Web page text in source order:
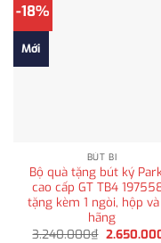
-18%
Mới
BÚT BI
Bộ quà tặng bút ký
cao cấp GT TB4
tặng kèm 1 ngòi, hộp
hãng
3.240.000₫ Giá